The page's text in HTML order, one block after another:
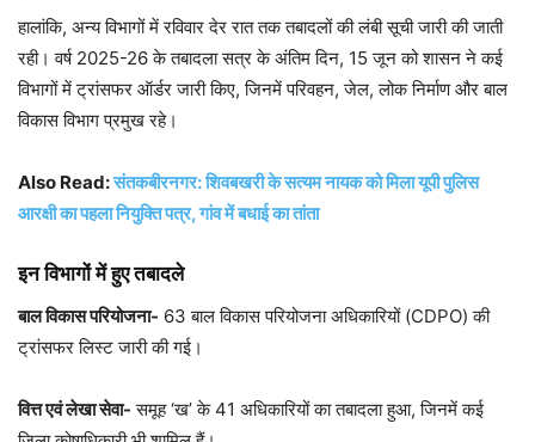
हालांकि, अन्य विभागों में रविवार देर रात तक तबादलों की लंबी सूची जारी की जाती
रही। वर्ष 2025-26 के तबादला सत्र के अंतिम दिन, 15 जून को शासन ने कई
विभागों में ट्रांसफर ऑर्डर जारी किए, जिनमें परिवहन, जेल, लोक निर्माण और बाल
विकास विभाग प्रमुख रहे।
Also Read:संतकबीरनगर: शिवबखरी के सत्यम नायक को मिला यूपी पुलिस
आरक्षी का पहला नियुक्ति पत्र, गांव में बधाई का तांता
इन विभागों में हुए तबादले
बाल विकास परियोजना- 63 बाल विकास परियोजना अधिकारियों (CDPO) की
ट्रांसफर लिस्ट जारी की गई।
वित्त एवं लेखा सेवा- समूह ‘ख’ के 41 अधिकारियों का तबादला हुआ, जिनमें कई